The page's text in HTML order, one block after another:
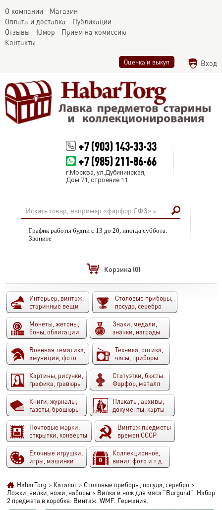
О компании
Магазин
Оплата и доставка
Публикации
Отзывы
Юмор
Прием на комиссию
Контакты
Оценка и выкуп Вход
+7 (903) 143-33-33
+7 (985) 211-86-66
г.Москва, ул.Дубининская,
Дом 71, строение 11
График работы будни с 13 до 20, иногда суббота.
Звоните
Корзина (0)
Интерьер, винтаж,
старинные вещи
Столовые приборы,
посуда, серебро
Монеты, жетоны,
боны, облигации
Знаки, медали,
значки, награды
Военная тематика,
амуниция, фото
Техника, оптика,
часы, приборы
Картины, рисунки,
графика, гравюры
Статуэтки, бюсты.
Фарфор, металл
Книги, журналы,
газеты, брошюры
Плакаты, архивы,
документы, карты
Почтовые марки,
открытки, конверты
Винтаж предметы
времен СССР
Елочные игрушки,
игры, машинки
Коллекционное,
винил фото и т.д.
HabarTorg > Каталог > Столовые приборы, посуда, серебро >
Ложки, вилки, ножи, наборы > Вилка и нож для мяса "Burgund". Набор
2 предмета в коробке. Винтаж. WMF. Германия.